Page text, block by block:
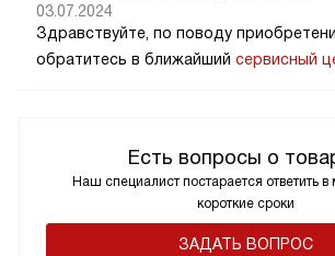
Есть вопросы о
Наш специалист постарается ответить
короткие сроки
ЗАДАТЬ ВОПРОС
03.07.2024
Здравствуйте, по поводу
обратитесь в ближайший сервисный